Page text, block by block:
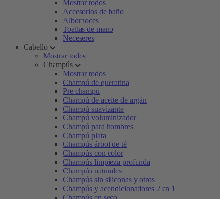
Mostrar todos
Accesorios de baño
Albornoces
Toallas de mano
Neceseres
Cabello
Mostrar todos
Champús
Mostrar todos
Champú de queratina
Pre champú
Champú de aceite de argán
Champú suavizante
Champú voluminizador
Champú para hombres
Champú plata
Champús árbol de té
Champús con color
Champús limpieza profunda
Champús naturales
Champús sin siliconas y otros
Champús y acondicionadores 2 en 1
Champús en seco